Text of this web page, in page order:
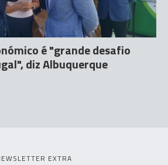
é "grande desafio
diz Albuquerque
EXTRA